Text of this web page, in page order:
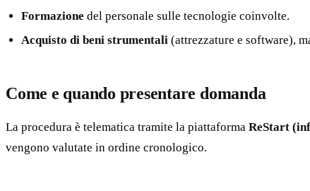
Formazione del personale sulle tecnologie coinvolte.
Acquisto di beni strumentali (attrezzature e software),
Come e quando presentare domanda
La procedura è telematica tramite la piattaforma ReStart
vengono valutate in ordine cronologico.